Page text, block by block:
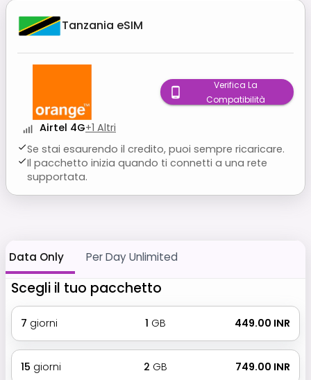
Tanzania eSIM
Airtel 4G+1 Altri
Se stai esaurendo il credito, puoi sempre ricaricare.
Il pacchetto inizia quando ti connetti a una rete
supportata.
Verifica La
Compatibilità
Data Only Per Day Unlimited
Scegli il tuo pacchetto
7 giorni 1 GB ₹ 449.00 INR
15 giorni 2 GB ₹ 749.00 INR